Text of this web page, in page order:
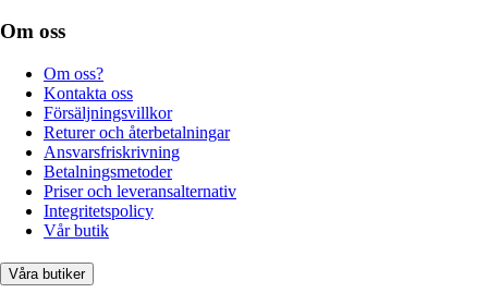
Om oss
Om oss?
Kontakta oss
Försäljningsvillkor
Returer och återbetalningar
Ansvarsfriskrivning
Betalningsmetoder
Priser och leveransalternativ
Integritetspolicy
Vår butik
Våra butiker